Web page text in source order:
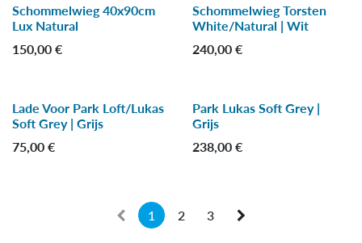
-25 %
Schommelwieg 40x90cm
Lux Natural
150,00 €
Schommelwieg Torsten
White/Natural | Wit
240,00€
Lade Voor Park Loft/Lukas
Soft Grey | Grijs
75,00 €
Park Lukas Soft Grey |
Grijs
238,00€
1 2 3